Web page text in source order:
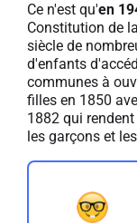
Ce n'est qu'en
Constitution de
siècle de
d'enfants
communes à
filles en 1850
1882 qui
les garçons et